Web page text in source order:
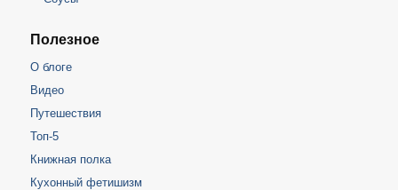
Полезное
О блоге
Видео
Путешествия
Топ-5
Книжная полка
Кухонный фетишизм